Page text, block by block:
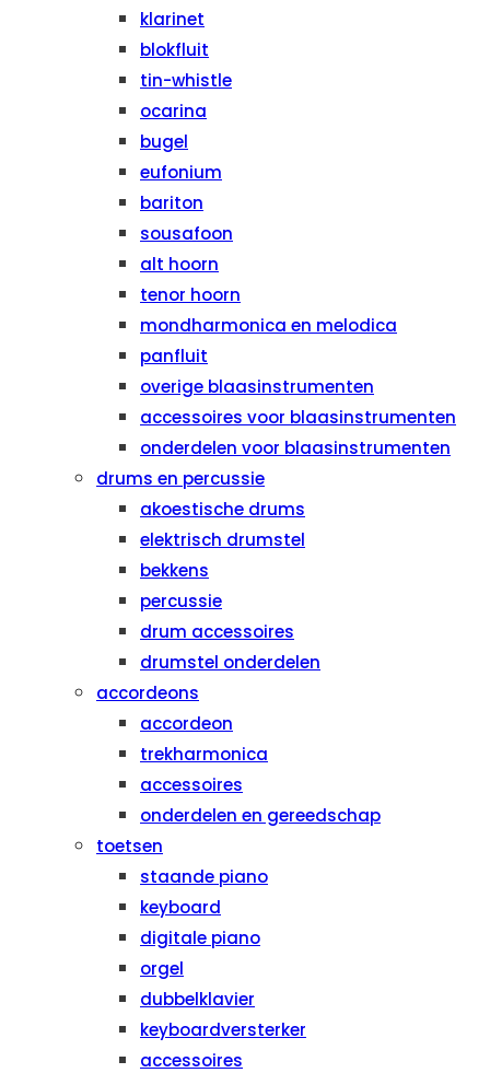
klarinet
blokfluit
tin-whistle
ocarina
bugel
eufonium
bariton
sousafoon
alt hoorn
tenor hoorn
mondharmonica en melodica
panfluit
overige blaasinstrumenten
accessoires voor blaasinstrumenten
onderdelen voor blaasinstrumenten
drums en percussie
akoestische drums
elektrisch drumstel
bekkens
percussie
drum accessoires
drumstel onderdelen
accordeons
accordeon
trekharmonica
accessoires
onderdelen en gereedschap
toetsen
staande piano
keyboard
digitale piano
orgel
dubbelklavier
keyboardversterker
accessoires